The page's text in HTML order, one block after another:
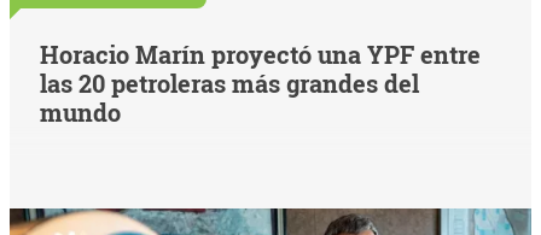
Horacio Marín proyectó una YPF entre
las 20 petroleras más grandes del
mundo